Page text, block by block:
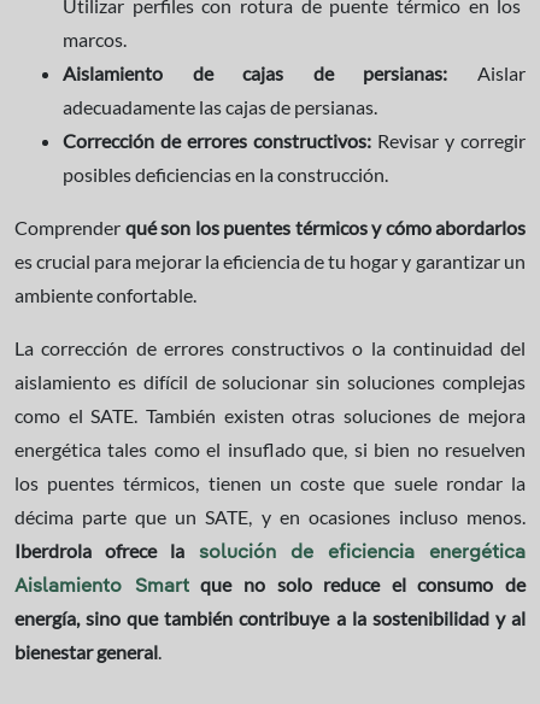
Utilizar perfiles con rotura de puente térmico en los
marcos.
Aislamiento de cajas de persianas: Aislar
adecuadamente las cajas de persianas.
Corrección de errores constructivos: Revisar y corregir
posibles deficiencias en la construcción.
Comprender qué son los puentes térmicos y cómo abordarlos
es crucial para mejorar la eficiencia de tu hogar y garantizar un
ambiente confortable.
La corrección de errores constructivos o la continuidad del
aislamiento es difícil de solucionar sin soluciones complejas
como el SATE. También existen otras soluciones de mejora
energética tales como el insuflado que, si bien no resuelven
los puentes térmicos, tienen un coste que suele rondar la
décima parte que un SATE, y en ocasiones incluso menos.
Iberdrola ofrece la
solución de eficiencia energética
Aislamiento Smartque no solo reduce el consumo de
energía, sino que también contribuye a la sostenibilidad y al
bienestar general